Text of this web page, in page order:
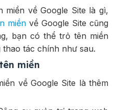
về Google Site là gì,
miềnvề Google Site cũng
bạn có thể trỏ tên miền
thao tác chính như sau.
miền
về Google Site là thêm